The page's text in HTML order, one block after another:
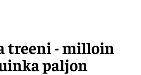
treeni - milloin
paljon